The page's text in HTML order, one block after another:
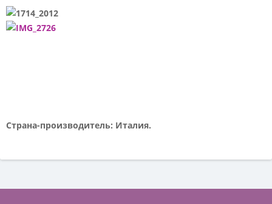
Страна-производитель: Италия.